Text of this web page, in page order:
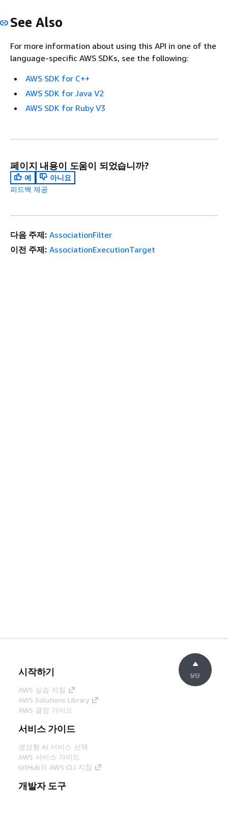
See Also
For more information about using this API in one of the
language-specific AWS SDKs, see the following:
AWS SDK for C++
AWS SDK for Java V2
AWS SDK for Ruby V3
페이지 내용이 도움이 되었습니까?
예
아니요
피드백 제공
다음 주제: AssociationFilter
이전 주제: AssociationExecutionTarget
시작하기
AWS 실습 지침
AWS Solutions Library
AWS 결정 가이드
서비스 가이드
생성형 AI 서비스 선택
AWS 서비스 가이드
GitHub의 AWS CLI 지침
개발자 도구
상단